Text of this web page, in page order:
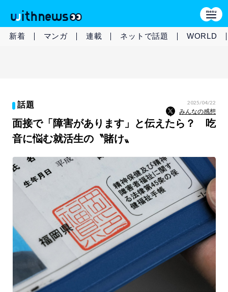
新着 マンガ 連載 ネットで話題 WORLD
話題 2025/04/22
みんなの感想
面接で「障害があります」と伝えたら？ 吃
音に悩む就活生の〝賭け〟